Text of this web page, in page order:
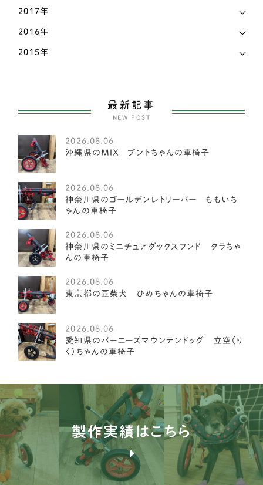
アメリカンフォックスハウンド
オーストラリアンキャトルドッグ
イングリッシュスプリンガースパニエル
レークランドテリア
ベドリントンテリア 1
ミディアムプードル
琉球犬
オーストラリアンラブラドゥードル 4
ブルドッグ 1
ブルテリア
バセンジー 2
ブリタニースパニエル
2017年
2016年
2015年
最新記事
NEW POST
2026.08.06
沖縄県のＭＩＸ プントちゃんの車椅子
2026.08.06
神奈川県のゴールデンレトリーバー ももいち
ゃんの車椅子
2026.08.06
神奈川県のミニチュアダックスフンド タラちゃ
んの車椅子
2026.08.06
東京都の豆柴犬 ひめちゃんの車椅子
2026.08.06
愛知県のバーニーズマウンテンドッグ 立空（り
く）ちゃんの車椅子
製作実績はこちら